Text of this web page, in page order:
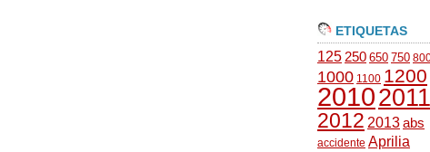
ETIQUETAS
125 250 650 750
1000 1100 1200
20102011
2012 2013abs
accidente Aprilia